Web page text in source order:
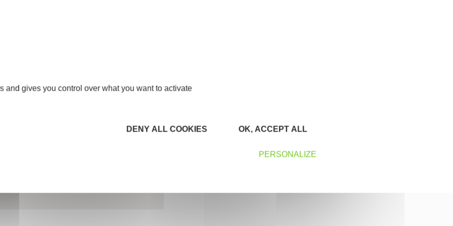
and gives you control over what you want to activate
OK, ACCEPT ALL
DENY ALL COOKIES
PERSONALIZE